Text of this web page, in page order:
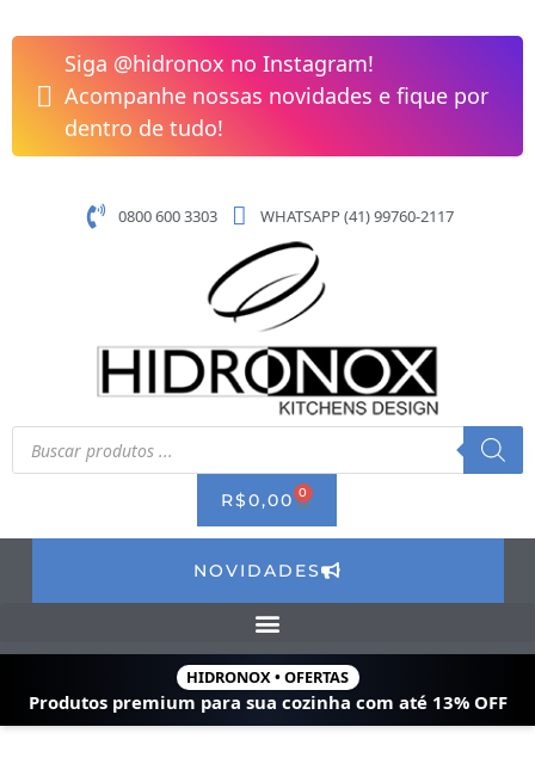
para
conteúdo
Siga @hidronox no Instagram!
Acompanhe nossas novidades e fique por
dentro de tudo!
0800 600 3303 WHATSAPP (41) 99760-2117
Pesquisar
produtos
R$0,00 0 CART
NOVIDADES
HIDRONOX • OFERTAS
Produtos premium para sua cozinha com até 13% OFF
3
Lâminas
para
Queijo
Process